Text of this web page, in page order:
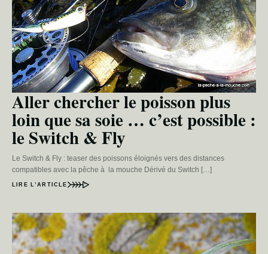
Aller chercher le poisson plus
loin que sa soie … c’est possible :
le Switch & Fly
Le Switch & Fly : teaser des poissons éloignés vers des distances
compatibles avec la pêche à la mouche Dérivé du Switch […]
LIRE L’ARTICLE